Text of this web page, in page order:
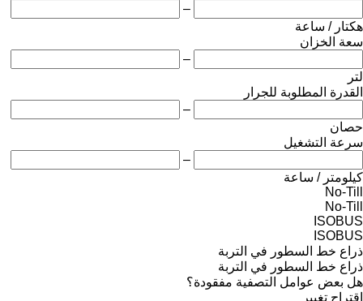
–
هكتار / ساعة
سعة الخزان
–
لتر
القدرة المطلوبة للجرار
–
حصان
سرعة التشغيل
–
كيلومتر / ساعة
No-Till
No-Till
ISOBUS
ISOBUS
ذراع خط السطور في التربة
ذراع خط السطور في التربة
هل بعض عوامل التصفية مفقودة؟
اقتراح تغيير